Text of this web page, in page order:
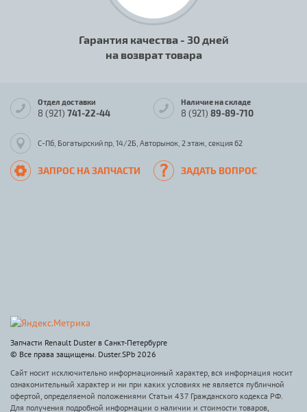
Гарантия качества - 30 дней
на возврат товара
Отдел доставки
8 (921) 741-22-44
Наличие на складе
8 (921) 89-89-710
С-Пб, Богатырский пр, 14/2Б, Авторынок, 2 этаж, секция 62
ЗАПРОС НА ЗАПЧАСТИ ЗАДАТЬ ВОПРОС
Запчасти Renault Duster в Санкт-Петербурге
© Все права защищены. Duster.SPb 2026
Сайт носит исключительно информационный характер, вся информация носит
ознакомительный характер и ни при каких условиях не является публичной
офертой, определяемой положениями Статьи 437 Гражданского кодекса РФ.
Для получения подробной информации о наличии и стоимости товаров,